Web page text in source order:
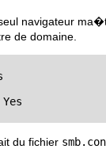
navigateur
de domaine.
du fichier